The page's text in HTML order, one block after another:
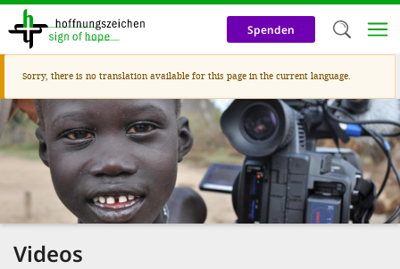
Skip
content
Spenden
Warning
message
Sorry, there is no translation available for this page in the current language.
Videos
We use
our